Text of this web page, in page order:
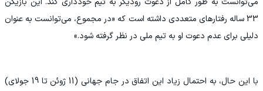
33 ساله رفتارهای متعددی داشته است که «در مجموع، می‌توانست به عنوان
دلیلی برای عدم دعوت او به تیم ملی در نظر گرفته شود.»
با این حال، به احتمال زیاد این اتفاق در جام جهانی (11 ژوئن تا 19 جولای)